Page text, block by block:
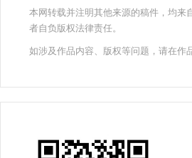
本网转载并注明其他来源的稿件，均
者自负版权法律责任。
如涉及作品内容、版权等问题，请在